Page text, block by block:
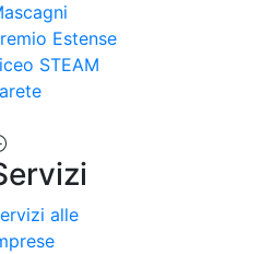
Estense
STEAM
alle